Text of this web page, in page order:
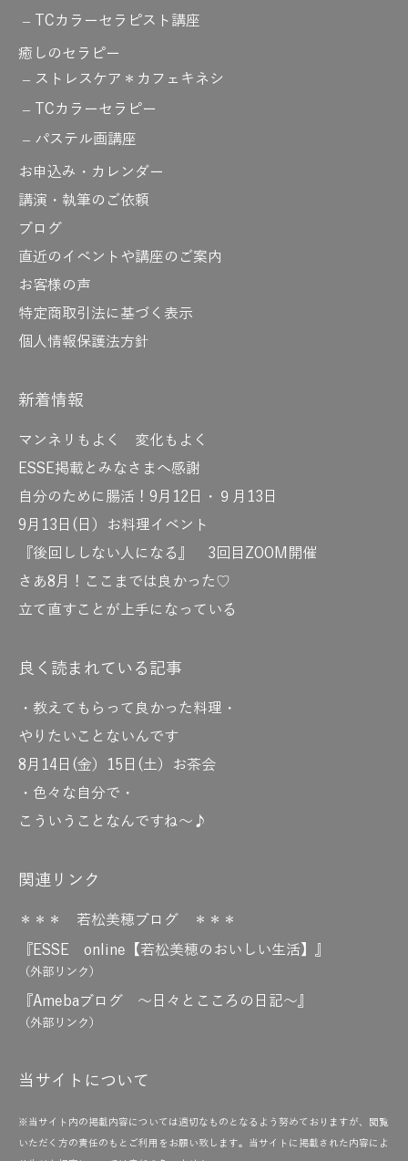
TCカラーセラピスト講座
癒しのセラピー
ストレスケア＊カフェキネシ
TCカラーセラピー
パステル画講座
お申込み・カレンダー
講演・執筆のご依頼
ブログ
直近のイベントや講座のご案内
お客様の声
特定商取引法に基づく表示
個人情報保護法方針
新着情報
マンネリもよく 変化もよく
ESSE掲載とみなさまへ感謝
自分のために腸活！9月12日・９月13日
9月13日(日）お料理イベント
『後回ししない人になる』 3回目ZOOM開催
さあ8月！ここまでは良かった♡
立て直すことが上手になっている
良く読まれている記事
・教えてもらって良かった料理・
やりたいことないんです
8月14日(金）15日(土）お茶会
・色々な自分で・
こういうことなんですね～♪
関連リンク
＊＊＊ 若松美穂ブログ ＊＊＊
『ESSE online【若松美穂のおいしい生活】』
（外部リンク）
『Amebaブログ ～日々とこころの日記～』
（外部リンク）
当サイトについて
※当サイト内の掲載内容については適切なものとなるよう努めておりますが、閲覧
いただく方の責任のもとご利用をお願い致します。当サイトに掲載された内容によ